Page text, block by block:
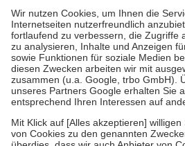
Grundsätzlich leisten Mitglieder
Prozent des Abgabepreises,mindestens
höchstens zehn Euro.Es sind jedoch nie
Kosten der Leistung zu entrichten.
Diese Regeln gelten grundsätzlich auch
Bei Heilmitteln und häuslicher
Zuzahlung zehn Prozent der Kosten
Verordnung.
Um das Engagement der Versicherten